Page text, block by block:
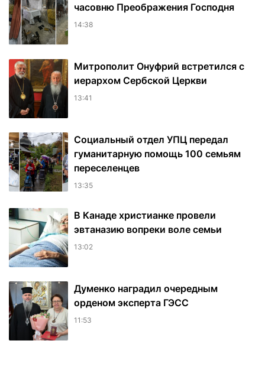
часовню Преображения Господня
14:38
Митрополит Онуфрий встретился с
иерархом Сербской Церкви
13:41
Социальный отдел УПЦ передал
гуманитарную помощь 100 семьям
переселенцев
13:35
В Канаде христианке провели
эвтаназию вопреки воле семьи
13:02
Думенко наградил очередным
орденом эксперта ГЭСС
11:53